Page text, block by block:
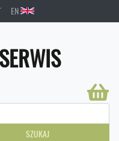
EN
SZUKAJ